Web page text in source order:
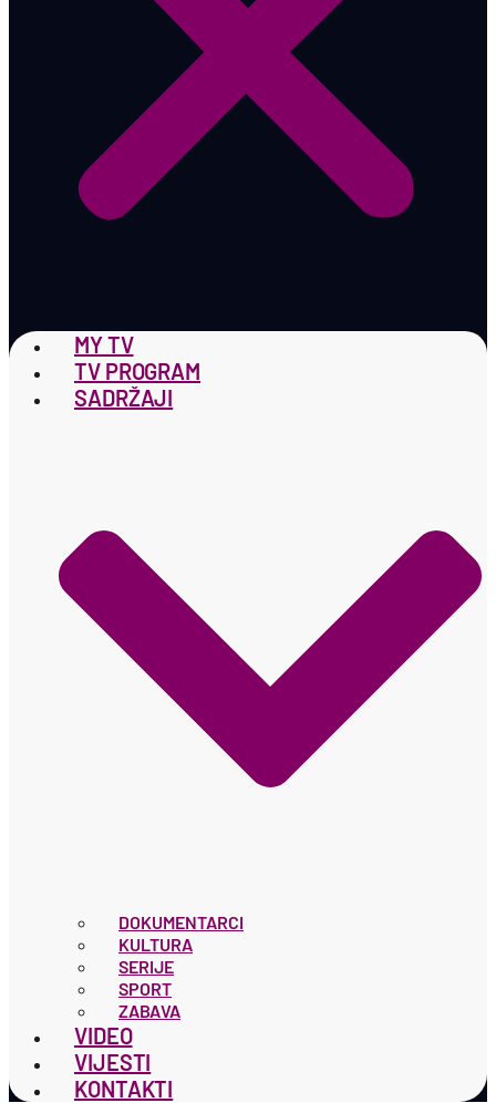
MY TV
TV PROGRAM
SADRŽAJI
DOKUMENTARCI
KULTURA
SERIJE
SPORT
ZABAVA
VIDEO
VIJESTI
KONTAKTI